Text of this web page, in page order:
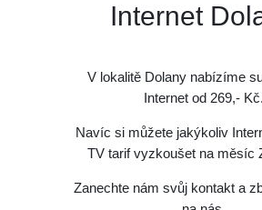
Internet
V lokalitě Dolany nabízíme
Internet od 269,- Kč.
Navíc si můžete jakýkoliv
TV tarif vyzkoušet na měsíc
Zanechte nám svůj kontakt a